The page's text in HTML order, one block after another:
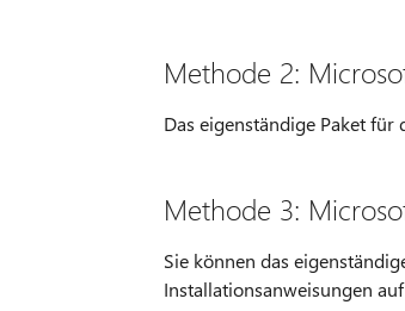
Methode 2:
Das eigenständige Paket für
Methode 3:
Sie können das
Installationsanweisungen